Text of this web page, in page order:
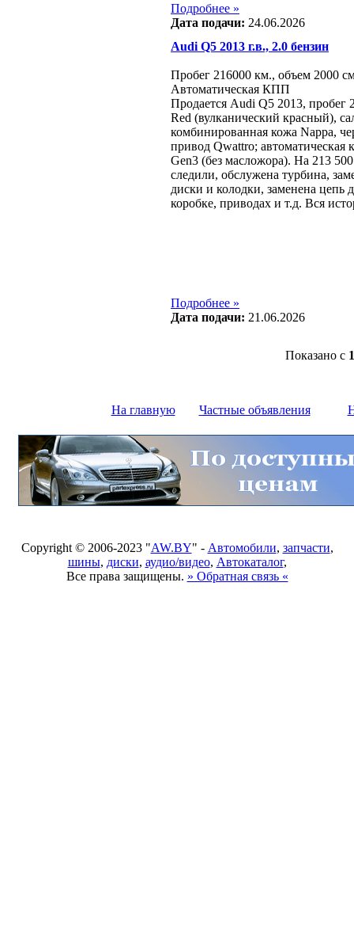
Подробнее »
Дата подачи: 24.06.2026
Audi Q5 2013 г.в., 2.0 бензин
Пробег 216000 км., объем 2000
Автоматическая КПП
Продается Audi Q5 2013, пробег
Red (вулканический красный),
комбинированная кожа Nappa,
привод Qwattro; автоматическая
Gen3 (без масложора). На 213
следили, обслужена турбина,
диски и колодки, заменена цепь
коробке, приводах и т.д. Вся
Подробнее »
Дата подачи: 21.06.2026
Показано с 1
На главную Частные объявления
Copyright © 2006-2023 "AW.BY" - Автомобили, запчасти,
шины, диски, аудио/видео, Автокаталог,
Все права защищены. » Обратная связь «